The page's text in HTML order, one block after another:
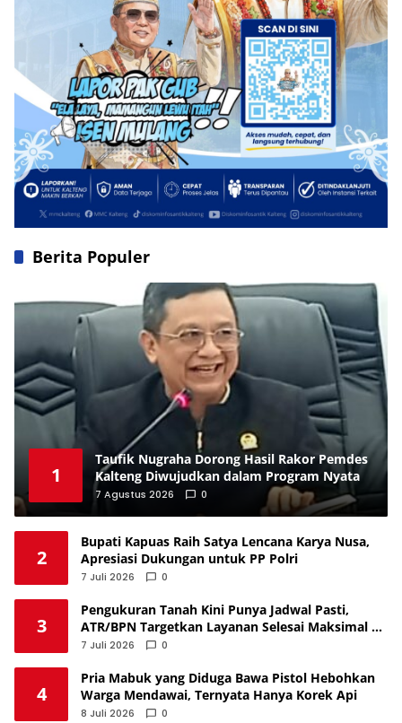
Berita Populer
1
Taufik Nugraha Dorong Hasil Rakor Pemdes
Kalteng Diwujudkan dalam Program Nyata
7 Agustus 2026 0
2
Bupati Kapuas Raih Satya Lencana Karya Nusa,
Apresiasi Dukungan untuk PP Polri
7 Juli 2026 0
3
Pengukuran Tanah Kini Punya Jadwal Pasti,
ATR/BPN Targetkan Layanan Selesai Maksimal 12
Hari
7 Juli 2026 0
4
Pria Mabuk yang Diduga Bawa Pistol Hebohkan
Warga Mendawai, Ternyata Hanya Korek Api
8 Juli 2026 0